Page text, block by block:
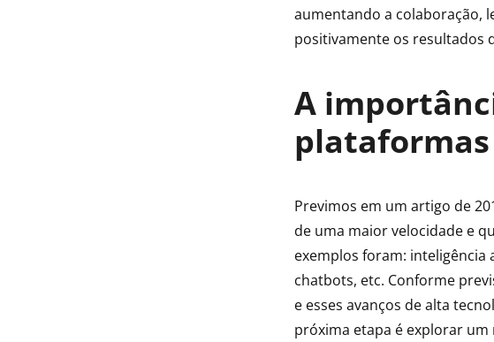
aumentando a colaboração,
positivamente os resultados
A
Previmos em um artigo de
de uma maior velocidade e
exemplos foram: inteligência
chatbots, etc. Conforme
e esses avanços de alta
próxima etapa é explorar